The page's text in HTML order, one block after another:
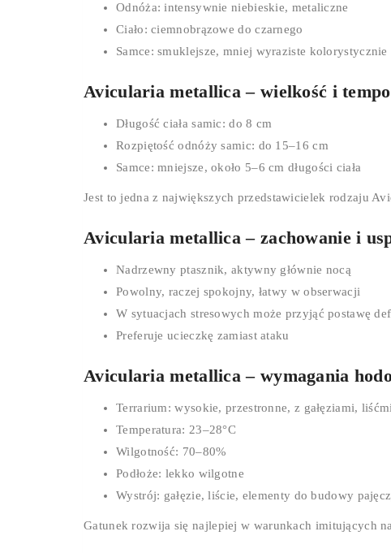
Odnóża: intensywnie niebieskie, metaliczne
Ciało: ciemnobrązowe do czarnego
Samce: smuklejsze, mniej wyraziste kolorystycznie
Avicularia metallica – wielkość i
Długość ciała samic: do 8 cm
Rozpiętość odnóży samic: do 15–16 cm
Samce: mniejsze, około 5–6 cm długości ciała
Jest to jedna z największych przedstawicielek rodzaju
Avicularia metallica – zachowanie i
Nadrzewny ptasznik, aktywny głównie nocą
Powolny, raczej spokojny, łatwy w obserwacji
W sytuacjach stresowych może przyjąć postawę
Preferuje ucieczkę zamiast ataku
Avicularia metallica – wymagania
Terrarium: wysokie, przestronne, z gałęziami,
Temperatura: 23–28°C
Wilgotność: 70–80%
Podłoże: lekko wilgotne
Wystrój: gałęzie, liście, elementy do budowy
Gatunek rozwija się najlepiej w warunkach imitujących